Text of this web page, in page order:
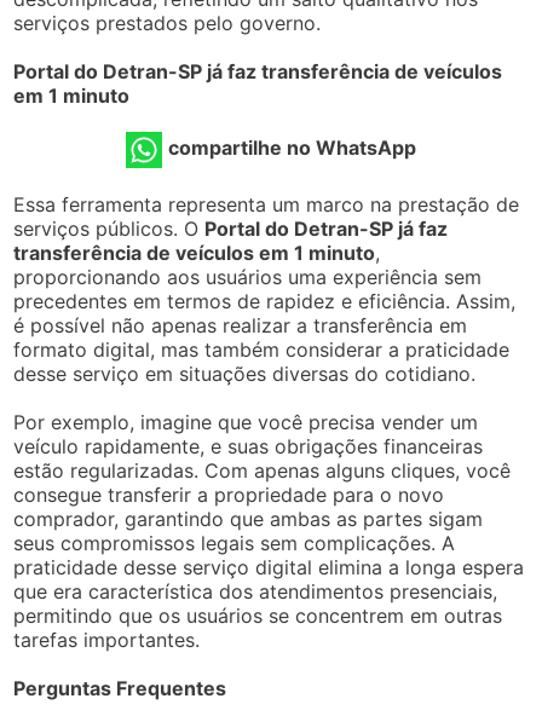
serviços prestados pelo governo.
Portal do Detran-SP já faz transferência de veículos
em 1 minuto
compartilhe no WhatsApp
Essa ferramenta representa um marco na prestação de
serviços públicos. O Portal do Detran-SP já faz
transferência de veículos em 1 minuto,
proporcionando aos usuários uma experiência sem
precedentes em termos de rapidez e eficiência. Assim,
é possível não apenas realizar a transferência em
formato digital, mas também considerar a praticidade
desse serviço em situações diversas do cotidiano.
Por exemplo, imagine que você precisa vender um
veículo rapidamente, e suas obrigações financeiras
estão regularizadas. Com apenas alguns cliques, você
consegue transferir a propriedade para o novo
comprador, garantindo que ambas as partes sigam
seus compromissos legais sem complicações. A
praticidade desse serviço digital elimina a longa espera
que era característica dos atendimentos presenciais,
permitindo que os usuários se concentrem em outras
tarefas importantes.
Perguntas Frequentes